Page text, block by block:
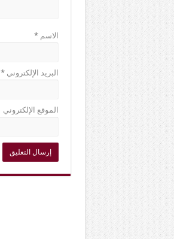
الاسم*
البريد الإلكتروني*
الموقع الإلكتروني